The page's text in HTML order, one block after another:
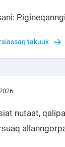
takuuk
nutaat,